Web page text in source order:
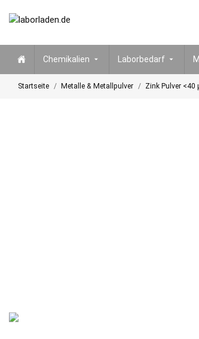
Chemikalien Laborbedarf
Startseite Metalle & Metallpulver Zink Pulver <40